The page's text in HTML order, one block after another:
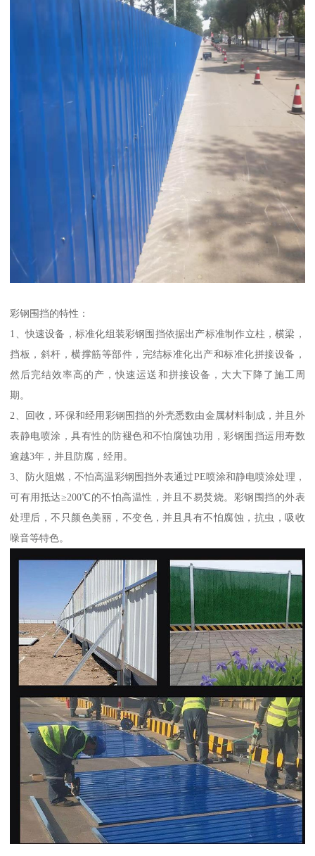
彩钢围挡的特性：
1、快速设备，标准化组装彩钢围挡依据出产标准制作立柱，横梁，
挡板，斜杆，横撑筋等部件，完结标准化出产和标准化拼接设备，
然后完结效率高的产，快速运送和拼接设备，大大下降了施工周
期。
2、回收，环保和经用彩钢围挡的外壳悉数由金属材料制成，并且外
表静电喷涂，具有性的防褪色和不怕腐蚀功用，彩钢围挡运用寿数
逾越3年，并且防腐，经用。
3、防火阻燃，不怕高温彩钢围挡外表通过PE喷涂和静电喷涂处理，
可有用抵达≥200℃的不怕高温性，并且不易焚烧。彩钢围挡的外表
处理后，不只颜色美丽，不变色，并且具有不怕腐蚀，抗虫，吸收
噪音等特色。